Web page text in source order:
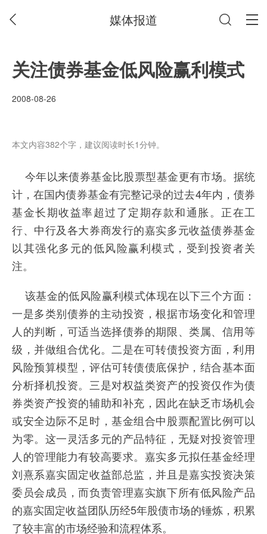
媒体报道
关注债券基金低风险赢利模式
2008-08-26
本文内容382个字，建议阅读时长1分钟。
今年以来债券基金比股票型基金更有市场。据统
计，在国内债券基金有完整记录的过去4年内，债券
基金长期收益率超过了定期存款和通胀。正在工
行、中行及各大券商发行的嘉实多元收益债券基金
以其强化多元的低风险赢利模式，受到投资者关
注。
该基金的低风险赢利模式体现在以下三个方面：
一是多类别债券的主动投资，根据市场变化和管理
人的判断，可适当选择债券的期限、类属、信用等
级，并做组合优化。二是在可转债投资方面，利用
风险预算模型，评估可转债债底保护，结合基本面
分析择机投资。三是对权益类资产的投资仅作为债
券类资产投资的辅助和补充，因此在缺乏市场机会
或安全边际不足时，基金组合中股票配置比例可以
为零。这一灵活多元的产品特征，无疑对投资管理
人的管理能力有较高要求。嘉实多元拟任基金经理
刘熹系嘉实固定收益部总监，并且是嘉实投资决策
委员会成员，而负责管理嘉实旗下所有低风险产品
的嘉实固定收益团队历经5年股债市场的锤炼，积累
了较丰富的市场经验和流程体系。